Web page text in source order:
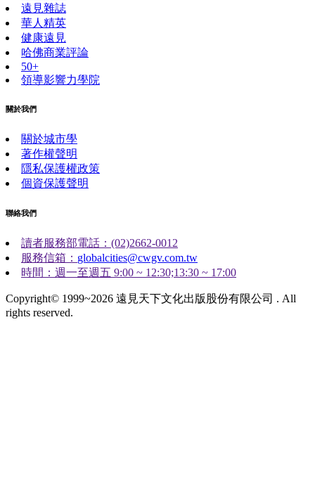
遠見雜誌
華人精英
健康遠見
哈佛商業評論
50+
領導影響力學院
關於我們
關於城市學
著作權聲明
隱私保護權政策
個資保護聲明
聯絡我們
讀者服務部電話：(02)2662-0012
服務信箱： globalcities@cwgv.com.tw
時間：週一至週五 9:00 ~ 12:30;13:30 ~ 17:00
Copyright© 1999~2026 遠見天下文化出版股份有限公司 . All
rights reserved.